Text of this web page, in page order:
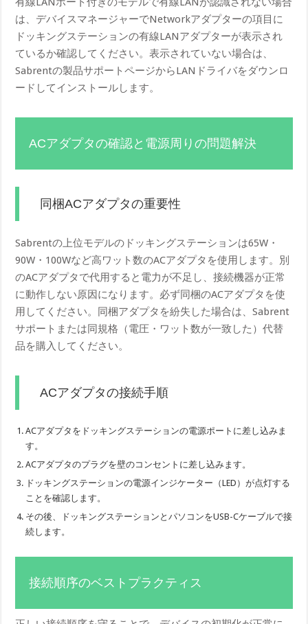
は、デバイスマネージャーでNetworkアダプターの項目に
ドッキングステーションの有線LANアダプターが表示され
ているか確認してください。表示されていない場合は、
Sabrentの製品サポートページからLANドライバをダウンロ
ードしてインストールします。
ACアダプタの確認と電源周りの問題解決
同梱ACアダプタの重要性
Sabrentの上位モデルのドッキングステーションは65W・
90W・100Wなど高ワット数のACアダプタを使用します。別
のACアダプタで代用すると電力が不足し、接続機器が正常
に動作しない原因になります。必ず同梱のACアダプタを使
用してください。同梱アダプタを紛失した場合は、Sabrent
サポートまたは同規格（電圧・ワット数が一致した）代替
品を購入してください。
ACアダプタの接続手順
ACアダプタをドッキングステーションの電源ポートに差し込みま
す。
ACアダプタのプラグを壁のコンセントに差し込みます。
ドッキングステーションの電源インジケーター（LED）が点灯する
ことを確認します。
その後、ドッキングステーションとパソコンをUSB-Cケーブルで接
続します。
接続順序のベストプラクティス